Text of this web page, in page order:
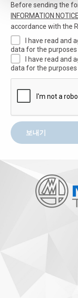
Before sending the
INFORMATION NOTICE
accordance with the
I have read and
data for the purposes
I have read and
data for the purposes
보내기